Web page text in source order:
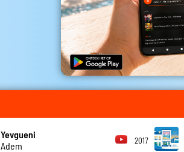
Yevgueni
Adem
2017